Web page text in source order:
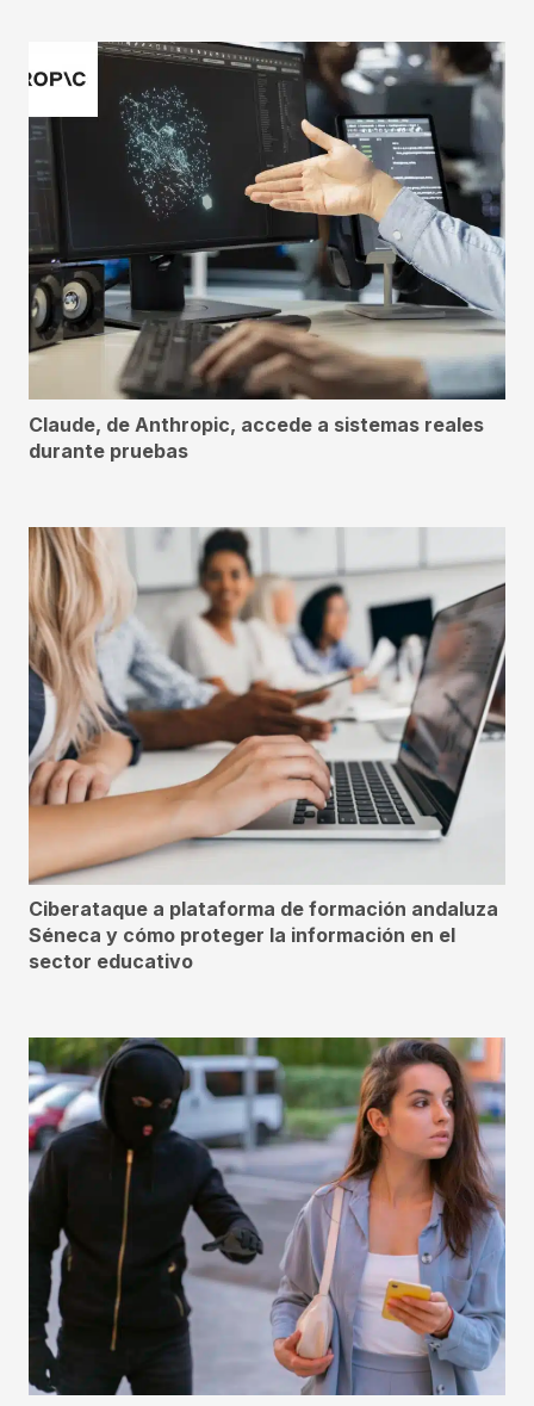
Claude, de Anthropic, accede a sistemas reales
durante pruebas
Ciberataque a plataforma de formación andaluza
Séneca y cómo proteger la información en el
sector educativo